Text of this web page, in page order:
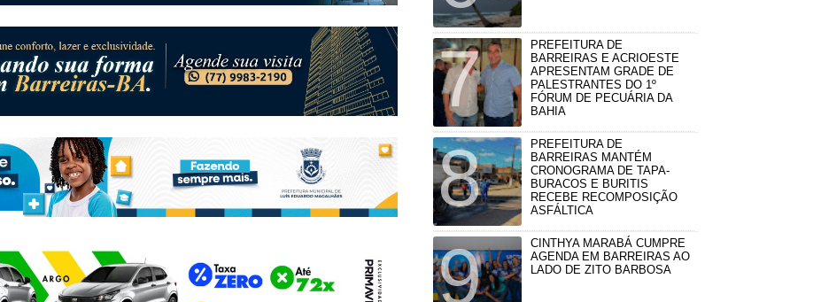
PREFEITURA DE
BARREIRAS E ACRIOESTE
APRESENTAM GRADE DE
PALESTRANTES DO 1º
FÓRUM DE PECUÁRIA DA
BAHIA
PREFEITURA DE
BARREIRAS MANTÉM
CRONOGRAMA DE TAPA-
BURACOS E BURITIS
RECEBE RECOMPOSIÇÃO
ASFÁLTICA
CINTHYA MARABÁ CUMPRE
AGENDA EM BARREIRAS AO
LADO DE ZITO BARBOSA